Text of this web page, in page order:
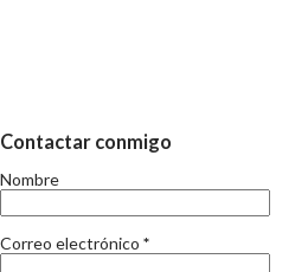
Contactar conmigo
Nombre
Correo electrónico *